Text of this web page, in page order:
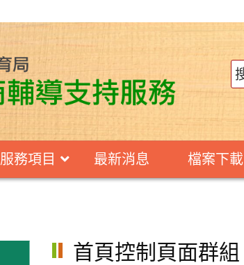
服務項目 最新消息 檔案下載
首頁控制頁面群組